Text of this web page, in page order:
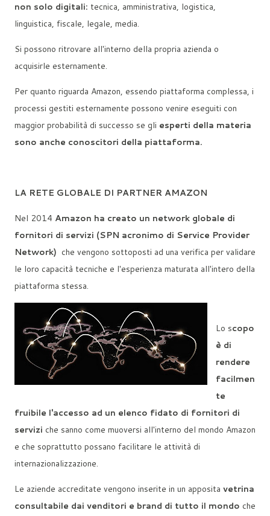
non solo digitali: tecnica, amministrativa, logistica,
linguistica, fiscale, legale, media.
Si possono ritrovare all'interno della propria azienda o
acquisirle esternamente.
Per quanto riguarda Amazon, essendo piattaforma complessa, i
processi gestiti esternamente possono venire eseguiti con
maggior probabilità di successo se gli esperti della materia
sono anche conoscitori della piattaforma.
LA RETE GLOBALE DI PARTNER AMAZON
Nel 2014 Amazon ha creato un network globale di
fornitori di servizi (SPN acronimo di Service Provider
Network) che vengono sottoposti ad una verifica per validare
le loro capacità tecniche e l'esperienza maturata all'intero della
piattaforma stessa.
Lo scopo
è di
rendere
facilmen
te
fruibile l'accesso ad un elenco fidato di fornitori di
servizi che sanno come muoversi all'interno del mondo Amazon
e che soprattutto possano facilitare le attività di
internazionalizzazione.
Le aziende accreditate vengono inserite in un apposita vetrina
consultabile dai venditori e brand di tutto il mondo che